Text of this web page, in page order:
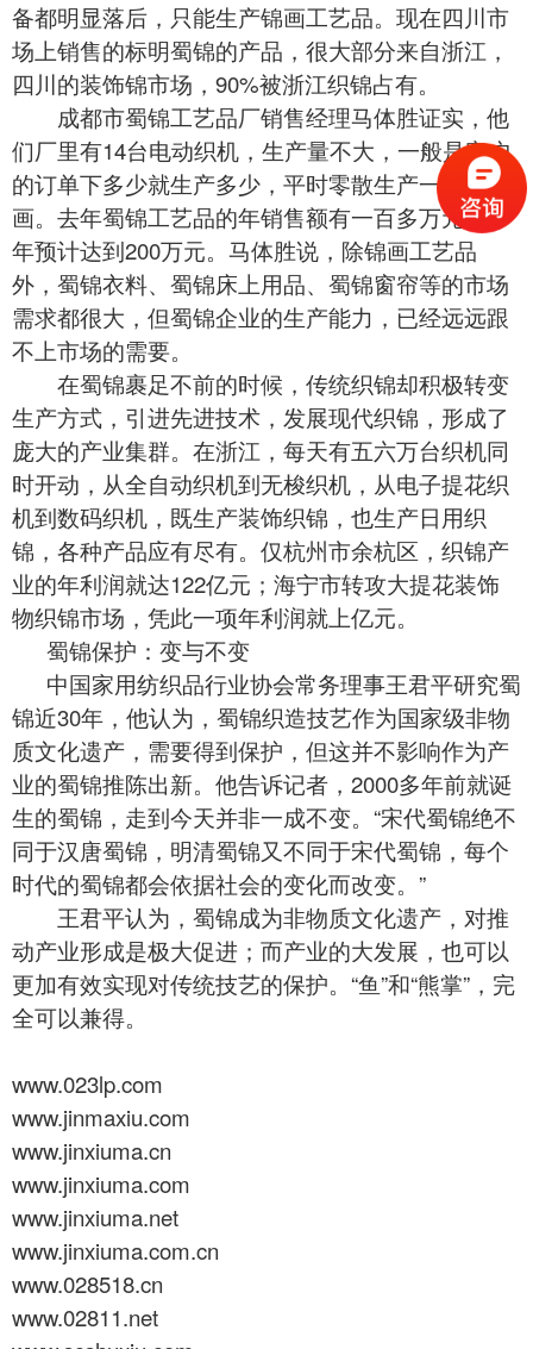
备都明显落后，只能生产锦画工艺品。现在四川市
场上销售的标明蜀锦的产品，很大部分来自浙江，
四川的装饰锦市场，90%被浙江织锦占有。
成都市蜀锦工艺品厂销售经理马体胜证实，他
们厂里有14台电动织机，生产量不大，一般是客户
的订单下多少就生产多少，平时零散生产一些锦
画。去年蜀锦工艺品的年销售额有一百多万元，今
年预计达到200万元。马体胜说，除锦画工艺品
外，蜀锦衣料、 蜀锦床上用品、蜀锦窗帘等的市场
需求都很大，但蜀锦企业的生产能力，已经远远跟
不上市场的需要。
在蜀锦裹足不前的时候，传统织锦却积极转变
生产方式，引进先进技术，发展现代织锦，形成了
庞大的产业集群。在浙江，每天有五六万台织机同
时开动，从全自动织机到无梭织机，从电子提花织
机到数码织机，既生产装饰织锦，也生产日用织
锦，各种产品应有尽有。仅杭州市余杭区，织锦产
业的年利润就达122亿元；海宁市转攻大提花装饰
物织锦市场，凭此一项年利润就上亿元。
蜀锦保护：变与不变
中国家用纺织品行业协会常务理事王君平研究蜀
锦近30年，他认为， 蜀锦织造技艺作为国家级非物
质文化遗产，需要得到保护，但这并不影响作为产
业的蜀锦推陈出新。他告诉记者，2000多年前就诞
生的蜀锦，走到今天并非一成不变。“宋代蜀锦绝不
同于汉唐蜀锦，明清蜀锦又不同于宋代蜀锦，每个
时代的蜀锦都会依据社会的变化而改变。”
王君平认为， 蜀锦成为非物质文化遗产，对推
动产业形成是极大促进；而产业的大发展，也可以
更加有效实现对传统技艺的保护。“鱼”和“熊掌”，完
全可以兼得。
www.023lp.com
www.jinmaxiu.com
www.jinxiuma.cn
www.jinxiuma.com
www.jinxiuma.net
www.jinxiuma.com.cn
www.028518.cn
www.02811.net